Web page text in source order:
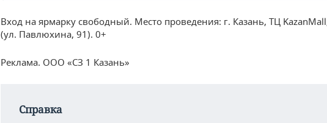
Вход на ярмарку свободный. Место проведения: г. Казань, ТЦ
(ул. Павлюхина, 91). 0+
Реклама. ООО «СЗ 1 Казань»
Справка